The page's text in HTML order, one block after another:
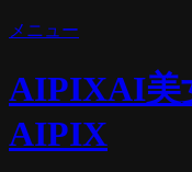
メニュー
AIPIXAI美
AIPIX